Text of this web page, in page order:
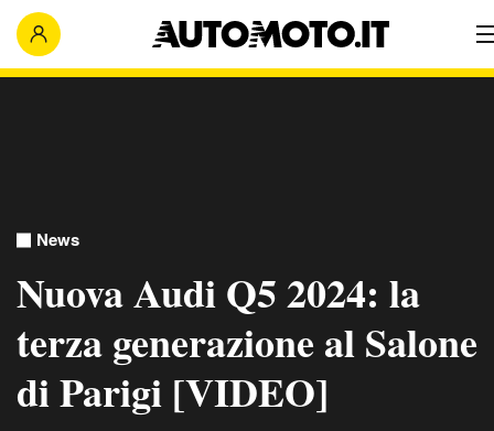
News
Nuova Audi Q5 2024: la
terza generazione al Salone
di Parigi [VIDEO]